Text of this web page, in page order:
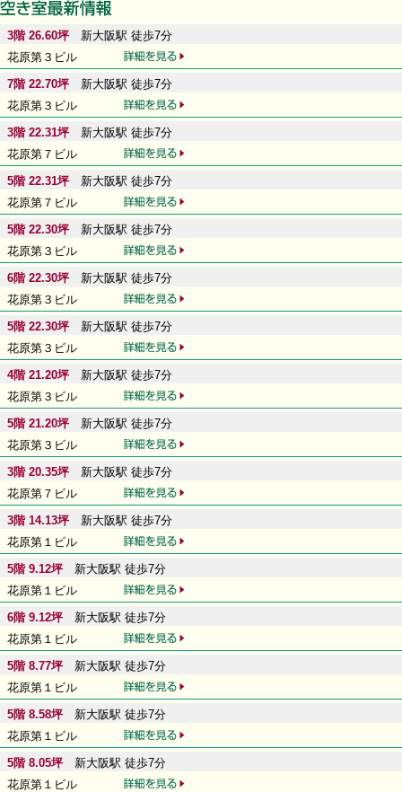
3階 26.60坪新大阪駅 徒歩7分
花原第３ビル
7階 22.70坪新大阪駅 徒歩7分
花原第３ビル
3階 22.31坪新大阪駅 徒歩7分
花原第７ビル
5階 22.31坪新大阪駅 徒歩7分
花原第７ビル
5階 22.30坪新大阪駅 徒歩7分
花原第３ビル
6階 22.30坪新大阪駅 徒歩7分
花原第３ビル
5階 22.30坪新大阪駅 徒歩7分
花原第３ビル
4階 21.20坪新大阪駅 徒歩7分
花原第３ビル
5階 21.20坪新大阪駅 徒歩7分
花原第３ビル
3階 20.35坪新大阪駅 徒歩7分
花原第７ビル
3階 14.13坪新大阪駅 徒歩7分
花原第１ビル
5階 9.12坪新大阪駅 徒歩7分
花原第１ビル
6階 9.12坪新大阪駅 徒歩7分
花原第１ビル
5階 8.77坪新大阪駅 徒歩7分
花原第１ビル
5階 8.58坪新大阪駅 徒歩7分
花原第１ビル
5階 8.05坪新大阪駅 徒歩7分
花原第１ビル